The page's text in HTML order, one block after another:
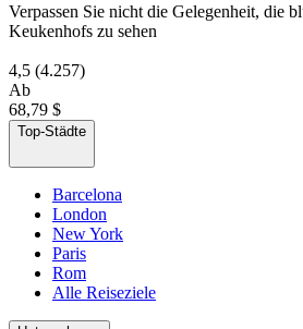
Verpassen Sie nicht die Gelegenheit, die
Keukenhofs zu sehen
4,5 (4.257)
Ab
68,79 $
Top-Städte
Barcelona
London
New York
Paris
Rom
Alle Reiseziele